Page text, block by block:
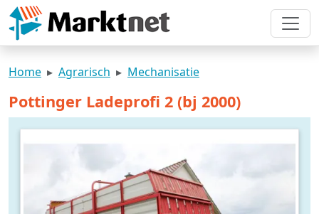
Home Agrarisch Mechanisatie
Pottinger Ladeprofi 2 (bj 2000)